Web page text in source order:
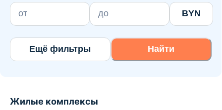
BYN
Ещё фильтры Найти
Жилые комплексы